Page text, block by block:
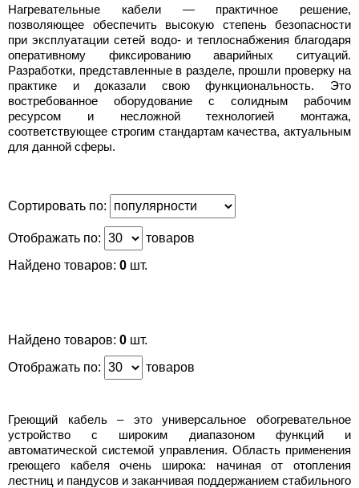
Нагревательные кабели — практичное решение,
позволяющее обеспечить высокую степень безопасности
при эксплуатации сетей водо- и теплоснабжения благодаря
оперативному фиксированию аварийных ситуаций.
Разработки, представленные в разделе, прошли проверку на
практике и доказали свою функциональность. Это
востребованное оборудование с солидным рабочим
ресурсом и несложной технологией монтажа,
соответствующее строгим стандартам качества, актуальным
для данной сферы.
Сортировать по:
Отображать по:
товаров
Найдено товаров: 0 шт.
Найдено товаров: 0 шт.
Отображать по:
товаров
Греющий кабель – это универсальное обогревательное
устройство с широким диапазоном функций и
автоматической системой управления. Область применения
греющего кабеля очень широка: начиная от отопления
лестниц и пандусов и заканчивая поддержанием стабильного